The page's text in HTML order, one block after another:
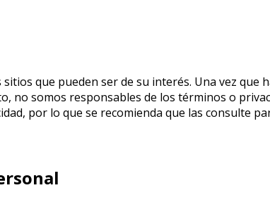
que pueden ser de su interés. Una vez
no somos responsables de los términos o
por lo que se recomienda que las consulte